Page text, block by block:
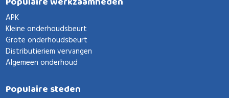
APK
Kleine onderhoudsbeurt
Grote onderhoudsbeurt
Distributieriem vervangen
Algemeen onderhoud
Populaire steden